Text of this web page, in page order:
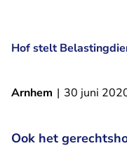
Hof stelt
Arnhem | 30 juni
Ook het